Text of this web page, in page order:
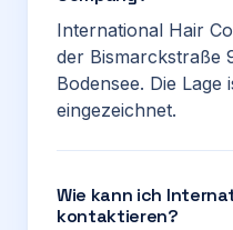
International Hair
der Bismarckstraße
Bodensee. Die Lage
eingezeichnet.
Wie kann ich
kontaktieren?